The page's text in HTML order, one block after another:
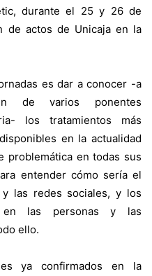
durante el 25 y 26 de
de actos de Unicaja en la
es dar a conocer -a
de varios ponentes
los tratamientos más
en la actualidad
problemática en todas sus
entender cómo sería el
las redes sociales, y los
en las personas y las
ello.
ya confirmados en la